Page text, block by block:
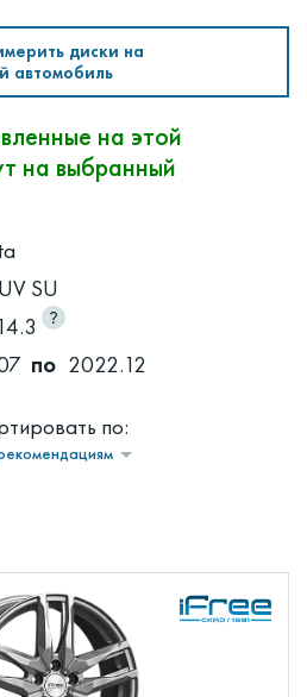
диски на
автомобиль
на этой
на выбранный
SU
по 2022.12
по: